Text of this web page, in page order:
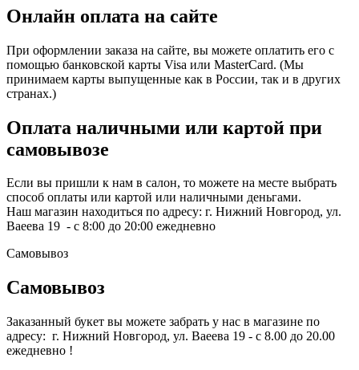
Онлайн оплата на сайте
При оформлении заказа на сайте, вы можете оплатить его с
помощью банковской карты Visa или MasterCard. (Мы
принимаем карты выпущенные как в России, так и в других
странах.)
Оплата наличными или картой при
самовывозе
Если вы пришли к нам в салон, то можете на месте выбрать
способ оплаты или картой или наличными деньгами.
Наш магазин находиться по адресу: г. Нижний Новгород, ул.
Ваеева 19 - с 8:00 до 20:00 ежедневно
Самовывоз
Самовывоз
Заказанный букет вы можете забрать у нас в магазине по
адресу: г. Нижний Новгород, ул. Ваеева 19 - с 8.00 до 20.00
ежедневно !